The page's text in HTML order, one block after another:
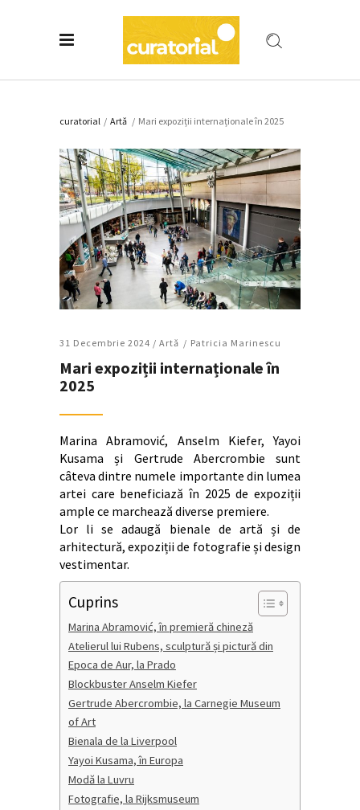
curatorial / Artǎ / Mari expoziții internaționale în 2025
31 Decembrie 2024 / Artǎ Patricia Marinescu
Mari expoziții internaționale în
2025
Marina Abramović, Anselm Kiefer, Yayoi
Kusama și Gertrude Abercrombie sunt
câteva dintre numele importante din lumea
artei care beneficiază în 2025 de expoziții
ample ce marchează diverse premiere.
Lor li se adaugă bienale de artă și de
arhitectură, expoziții de fotografie și design
vestimentar.
Cuprins
Marina Abramović, în premieră chineză
Atelierul lui Rubens, sculptură și pictură din
Epoca de Aur, la Prado
Blockbuster Anselm Kiefer
Gertrude Abercrombie, la Carnegie Museum
of Art
Bienala de la Liverpool
Yayoi Kusama, în Europa
Modă la Luvru
Fotografie, la Rijksmuseum